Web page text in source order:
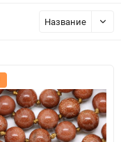
Название